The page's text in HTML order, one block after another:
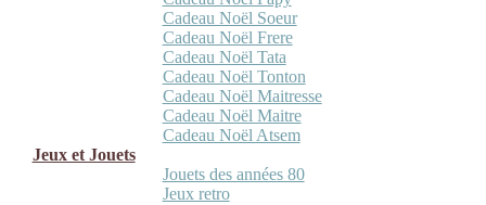
Cadeau Noël Soeur
Cadeau Noël Frere
Cadeau Noël Tata
Cadeau Noël Tonton
Cadeau Noël Maitresse
Cadeau Noël Maitre
Cadeau Noël Atsem
Jeux et Jouets
Jouets des années 80
Jeux retro